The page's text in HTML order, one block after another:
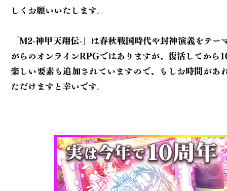
しくお願いいたします。
「M2-神甲天翔伝-」は春秋戦国時代や封神演義をテー
がらのオンラインRPGではありますが、復活してから
楽しい要素も追加されていますので、もしお時間があ
ただけますと幸いです。